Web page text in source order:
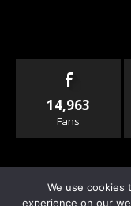
14,963
Fans
We use
experience on our